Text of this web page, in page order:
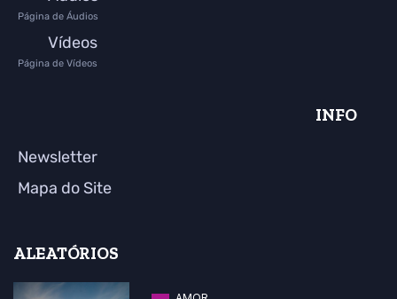
Página de Áudios
Vídeos
Página de Vídeos
INFO
Newsletter
Mapa do Site
ALEATÓRIOS